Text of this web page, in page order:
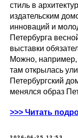
стиль в
издательским
инноваций и
Петербурга
выставки
Можно,
там открылась
Петербургский
менялся образ
>>> Читать